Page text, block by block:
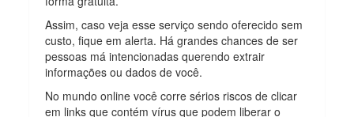
Assim, caso veja esse serviço sendo oferecido sem
custo, fique em alerta. Há grandes chances de ser
pessoas má intencionadas querendo extrair
informações ou dados de você.
No mundo online você corre sérios riscos de clicar
em links que contém vírus que podem liberar o